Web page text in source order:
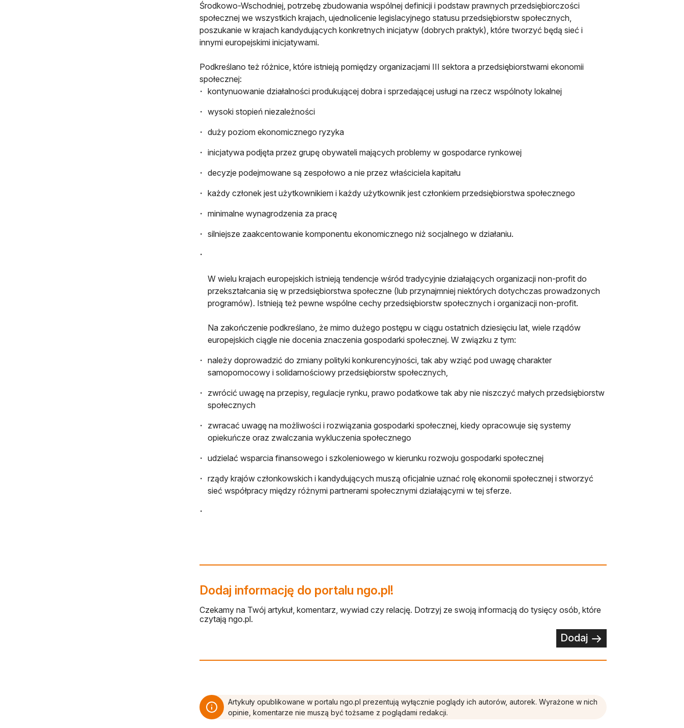
Środkowo-Wschodniej, potrzebę zbudowania wspólnej definicji i podstaw prawnych przedsiębiorczości
społecznej we wszystkich krajach, ujednolicenie legislacyjnego statusu przedsiębiorstw społecznych,
poszukanie w krajach kandydujących konkretnych inicjatyw (dobrych praktyk), które tworzyć będą sieć i
innymi europejskimi inicjatywami.
Podkreślano też różnice, które istnieją pomiędzy organizacjami III sektora a przedsiębiorstwami ekonomii
społecznej:
kontynuowanie działalności produkującej dobra i sprzedającej usługi na rzecz wspólnoty lokalnej
wysoki stopień niezależności
duży poziom ekonomicznego ryzyka
inicjatywa podjęta przez grupę obywateli mających problemy w gospodarce rynkowej
decyzje podejmowane są zespołowo a nie przez właściciela kapitału
każdy członek jest użytkownikiem i każdy użytkownik jest członkiem przedsiębiorstwa społecznego
minimalne wynagrodzenia za pracę
silniejsze zaakcentowanie komponentu ekonomicznego niż socjalnego w działaniu.
W wielu krajach europejskich istnieją tendencje wśród tradycyjnie działających organizacji non-profit do
przekształcania się w przedsiębiorstwa społeczne (lub przynajmniej niektórych dotychczas prowadzonych
programów). Istnieją też pewne wspólne cechy przedsiębiorstw społecznych i organizacji non-profit.
Na zakończenie podkreślano, że mimo dużego postępu w ciągu ostatnich dziesięciu lat, wiele rządów
europejskich ciągle nie docenia znaczenia gospodarki społecznej. W związku z tym:
należy doprowadzić do zmiany polityki konkurencyjności, tak aby wziąć pod uwagę charakter
samopomocowy i solidarnościowy przedsiębiorstw społecznych,
zwrócić uwagę na przepisy, regulacje rynku, prawo podatkowe tak aby nie niszczyć małych przedsiębiorstw
społecznych
zwracać uwagę na możliwości i rozwiązania gospodarki społecznej, kiedy opracowuje się systemy
opiekuńcze oraz zwalczania wykluczenia społecznego
udzielać wsparcia finansowego i szkoleniowego w kierunku rozwoju gospodarki społecznej
rządy krajów członkowskich i kandydujących muszą oficjalnie uznać rolę ekonomii społecznej i stworzyć
sieć współpracy między różnymi partnerami społecznymi działającymi w tej sferze.
Dodaj informację do portalu ngo.pl!
Czekamy na Twój artykuł, komentarz, wywiad czy relację. Dotrzyj ze swoją informacją do tysięcy osób, które
czytają ngo.pl.
Dodaj
Artykuły opublikowane w portalu ngo.pl prezentują wyłącznie poglądy ich autorów, autorek. Wyrażone w nich
opinie, komentarze nie muszą być tożsame z poglądami redakcji.